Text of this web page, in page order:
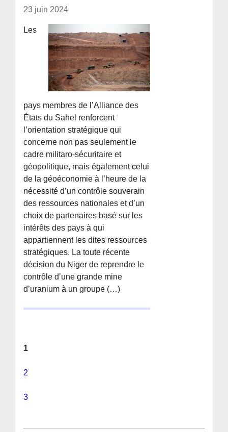
23 juin 2024
Les
pays membres de l’Alliance des
États du Sahel renforcent
l’orientation stratégique qui
concerne non pas seulement le
cadre militaro-sécuritaire et
géopolitique, mais également celui
de la géoéconomie à l’heure de la
nécessité d’un contrôle souverain
des ressources nationales et d’un
choix de partenaires basé sur les
intérêts des pays à qui
appartiennent les dites ressources
stratégiques. La toute récente
décision du Niger de reprendre le
contrôle d’une grande mine
d’uranium à un groupe (…)
1
2
3